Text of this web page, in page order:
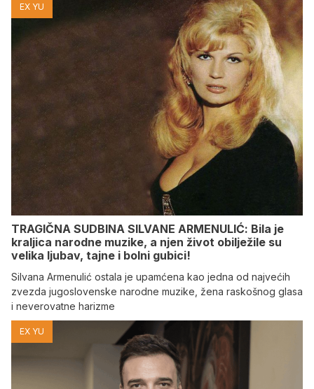
EX YU
TRAGIČNA SUDBINA SILVANE ARMENULIĆ: Bila je
kraljica narodne muzike, a njen život obilježile su
velika ljubav, tajne i bolni gubici!
Silvana Armenulić ostala je upamćena kao jedna od najvećih
zvezda jugoslovenske narodne muzike, žena raskošnog glasa
i neverovatne harizme
EX YU